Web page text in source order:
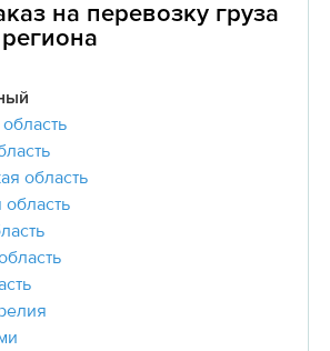
на перевозку груза
область